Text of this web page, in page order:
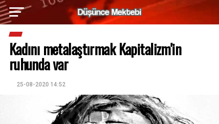
Kadını metalaştırmak Kapitalizm'in
ruhunda var
25-08-2020 14:52